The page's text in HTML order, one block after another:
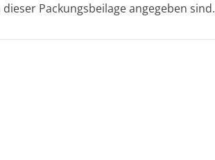
Packungsbeilage angegeben sind.